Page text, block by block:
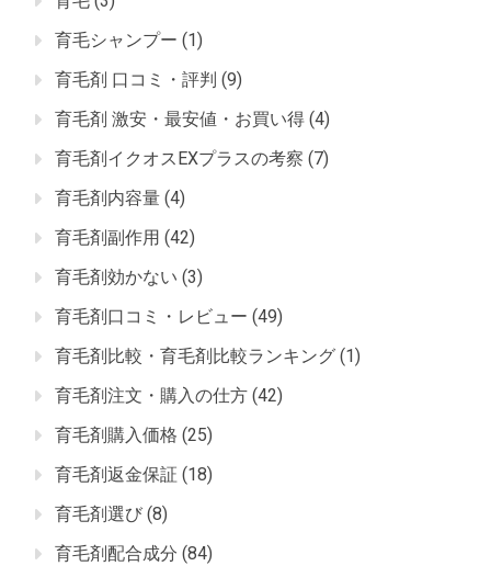
育毛シャンプー (1)
育毛剤 口コミ・評判 (9)
育毛剤 激安・最安値・お買い得 (4)
育毛剤イクオスEXプラスの考察 (7)
育毛剤内容量 (4)
育毛剤副作用 (42)
育毛剤効かない (3)
育毛剤口コミ・レビュー (49)
育毛剤比較・育毛剤比較ランキング (1)
育毛剤注文・購入の仕方 (42)
育毛剤購入価格 (25)
育毛剤返金保証 (18)
育毛剤選び (8)
育毛剤配合成分 (84)